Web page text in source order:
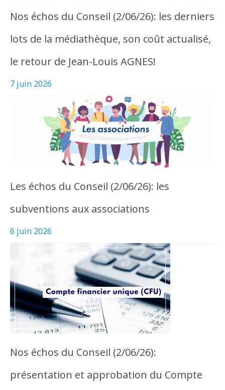
Nos échos du Conseil (2/06/26): les derniers
lots de la médiathèque, son coût actualisé,
le retour de Jean-Louis AGNES!
7 juin 2026
Les échos du Conseil (2/06/26): les
subventions aux associations
6 juin 2026
Nos échos du Conseil (2/06/26):
présentation et approbation du Compte